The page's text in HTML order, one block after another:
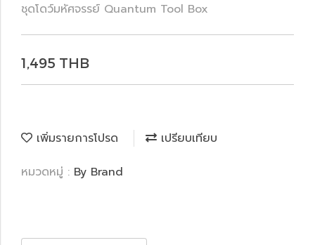
ชุดโดว์มหัศจรรย์ Quantum Tool Box
1,495 THB
เพิ่มรายการโปรด
เปรียบเทียบ
หมวดหมู่ : By Brand